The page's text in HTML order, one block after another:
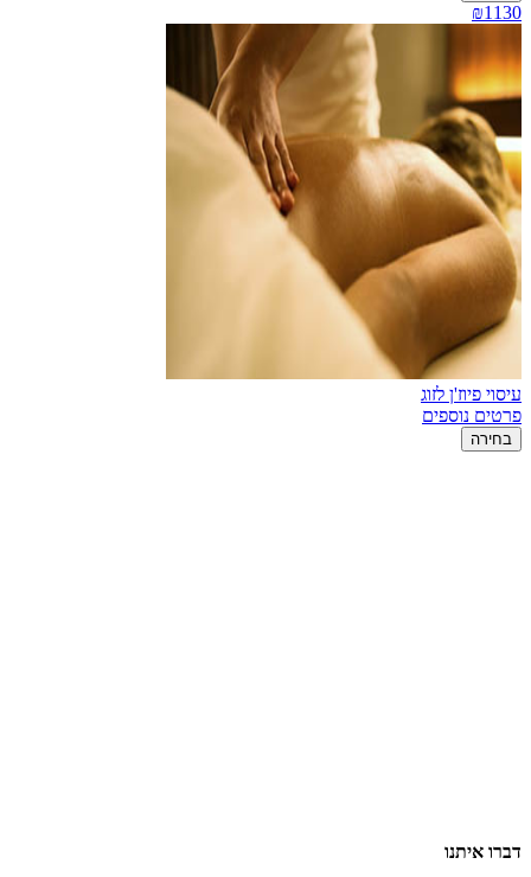
₪1130
עיסוי פיוז'ן לזוג
פרטים נוספים
בחירה
דברו איתנו